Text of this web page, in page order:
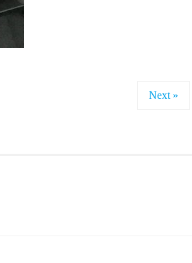
Next »